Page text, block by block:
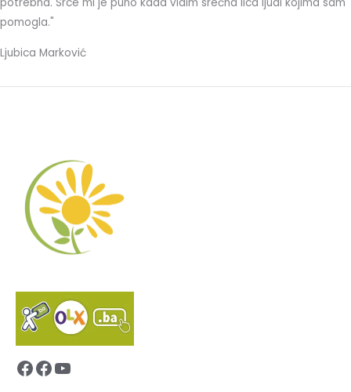
pomogla."
Ljubica Marković
Facebook
Facebook
YouTube